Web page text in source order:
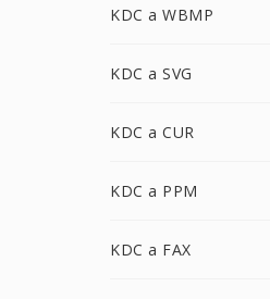
KDC a WBMP
KDC a SVG
KDC a CUR
KDC a PPM
KDC a FAX